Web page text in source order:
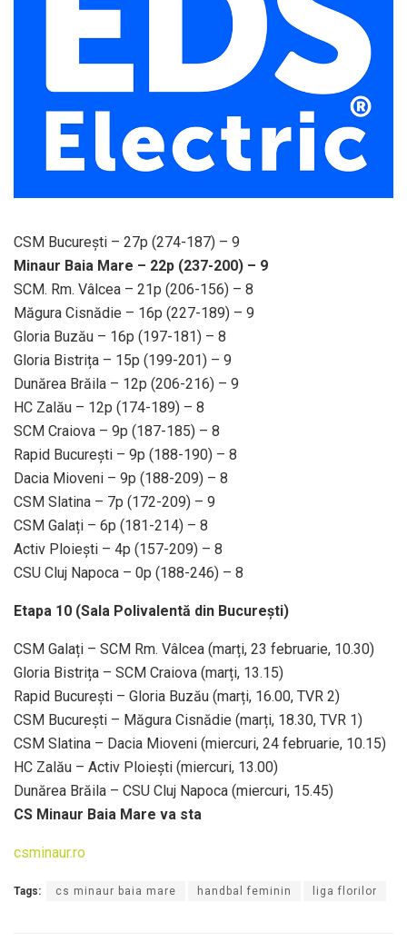
CSM București – 27p (274-187) – 9
Minaur Baia Mare – 22p (237-200) – 9
SCM. Rm. Vâlcea – 21p (206-156) – 8
Măgura Cisnădie – 16p (227-189) – 9
Gloria Buzău – 16p (197-181) – 8
Gloria Bistrița – 15p (199-201) – 9
Dunărea Brăila – 12p (206-216) – 9
HC Zalău – 12p (174-189) – 8
SCM Craiova – 9p (187-185) – 8
Rapid București – 9p (188-190) – 8
Dacia Mioveni – 9p (188-209) – 8
CSM Slatina – 7p (172-209) – 9
CSM Galați – 6p (181-214) – 8
Activ Ploiești – 4p (157-209) – 8
CSU Cluj Napoca – 0p (188-246) – 8
Etapa 10 (Sala Polivalentă din București)
CSM Galați – SCM Rm. Vâlcea (marți, 23 februarie, 10.30)
Gloria Bistrița – SCM Craiova (marți, 13.15)
Rapid București – Gloria Buzău (marți, 16.00, TVR 2)
CSM București – Măgura Cisnădie (marți, 18.30, TVR 1)
CSM Slatina – Dacia Mioveni (miercuri, 24 februarie, 10.15)
HC Zalău – Activ Ploiești (miercuri, 13.00)
Dunărea Brăila – CSU Cluj Napoca (miercuri, 15.45)
CS Minaur Baia Mare va sta
csminaur.ro
Tags: cs minaur baia mare handbal feminin liga florilor